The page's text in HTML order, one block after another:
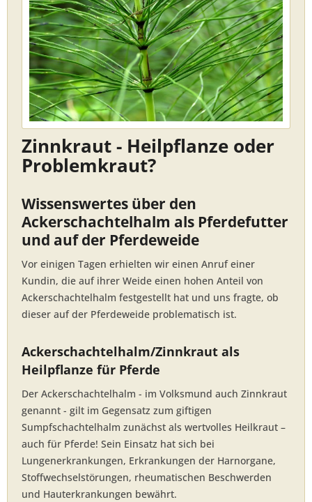
Zinnkraut - Heilpflanze oder
Problemkraut?
Wissenswertes über den
Ackerschachtelhalm als Pferdefutter
und auf der Pferdeweide
Vor einigen Tagen erhielten wir einen Anruf einer
Kundin, die auf ihrer Weide einen hohen Anteil von
Ackerschachtelhalm festgestellt hat und uns fragte, ob
dieser auf der Pferdeweide problematisch ist.
Ackerschachtelhalm/Zinnkraut als
Heilpflanze für Pferde
Der Ackerschachtelhalm - im Volksmund auch Zinnkraut
genannt - gilt im Gegensatz zum giftigen
Sumpfschachtelhalm zunächst als wertvolles Heilkraut –
auch für Pferde! Sein Einsatz hat sich bei
Lungenerkrankungen, Erkrankungen der Harnorgane,
Stoffwechselstörungen, rheumatischen Beschwerden
und Hauterkrankungen bewährt.